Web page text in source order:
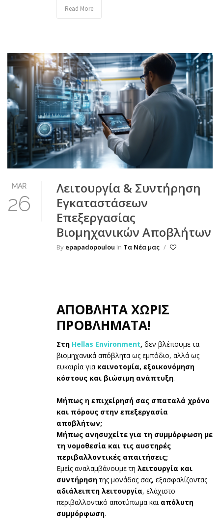
Read More
MAR
26
Λειτουργία & Συντήρηση
Εγκαταστάσεων
Επεξεργασίας
Βιομηχανικών Αποβλήτων
By epapadopoulou In Τα Νέα μας /
ΑΠΟΒΛΗΤΑ ΧΩΡΙΣ
ΠΡΟΒΛΗΜΑΤΑ!
Στη Hellas Environment, δεν βλέπουμε τα
βιομηχανικά απόβλητα ως εμπόδιο, αλλά ως
ευκαιρία για καινοτομία, εξοικονόμηση
κόστους και βιώσιμη ανάπτυξη.
Μήπως η επιχείρησή σας σπαταλά χρόνο
και πόρους στην επεξεργασία
αποβλήτων;
Μήπως ανησυχείτε για τη συμμόρφωση με
τη νομοθεσία και τις αυστηρές
περιβαλλοντικές απαιτήσεις;
Εμείς αναλαμβάνουμε τη λειτουργία και
συντήρησητης μονάδας σας, εξασφαλίζοντας
αδιάλειπτη λειτουργία, ελάχιστο
περιβαλλοντικό αποτύπωμα και απόλυτη
συμμόρφωση.